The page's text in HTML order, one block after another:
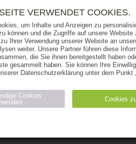
AUS DER
MP3 NON-BOOKS
AUTOREN
RIGHTS PRESSE HANDEL FÜR
VERWENDET COOKIES.
um Inhalte und Anzeigen zu
können und die Zugriffe auf unsere
Ihrer Verwendung unserer Website an
weiter. Unsere Partner führen diese
die Sie ihnen bereitgestellt haben
gesammelt haben. Sie können Ihre
Datenschutzerklärung unter dem Punkt
Cookies
Cookies